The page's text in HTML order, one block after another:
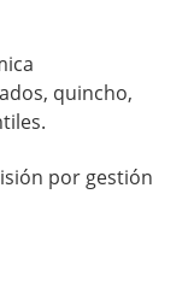
quincho,
por gestión